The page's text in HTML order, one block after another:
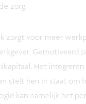
zorg.
zorgt voor meer
Gemotiveerd
Het
stelt hen in staat om
kan namelijk het